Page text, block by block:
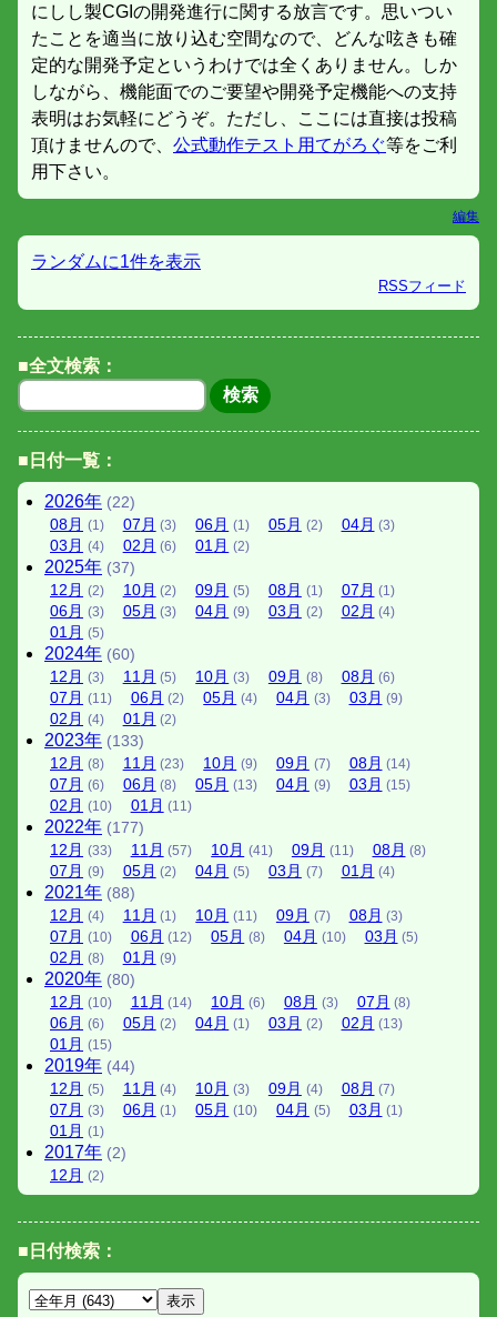
にしし製CGIの開発進行に関する放言です。思いつい
たことを適当に放り込む空間なので、どんな呟きも確
定的な開発予定というわけでは全くありません。しか
しながら、機能面でのご要望や開発予定機能への支持
表明はお気軽にどうぞ。ただし、ここには直接は投稿
頂けませんので、 公式動作テスト用てがろぐ等をご利
用下さい。
編集
ランダムに1件を表示
RSSフィード
■全文検索：
■日付一覧：
2026年 (22)
08月 (1) 07 月 (3) 06月 (1) 05月 (2) 04月 (3)
03 月 (4) 02 月 (6) 01 月 (2)
2025年 (37)
12 月 (2) 10月 (2) 09月 (5) 08月 (1) 07 月 (1)
06月 (3) 05月 (3) 04月 (9) 03 月 (2) 02 月 (4)
01 月 (5)
2024年 (60)
12 月 (3) 11 月 (5) 10月 (3) 09月 (8) 08月 (6)
07 月 (11) 06月 (2) 05月 (4) 04月 (3) 03 月 (9)
02 月 (4) 01 月 (2)
2023年 (133)
12 月 (8) 11 月 (23) 10月 (9) 09月 (7) 08月 (14)
07 月 (6) 06月 (8) 05月 (13) 04月 (9) 03 月 (15)
02 月 (10) 01 月 (11)
2022年 (177)
12 月 (33) 11 月 (57) 10月 (41) 09月 (11) 08月 (8)
07 月 (9) 05月 (2) 04月 (5) 03 月 (7) 01 月 (4)
2021年 (88)
12 月 (4) 11 月 (1) 10月 (11) 09月 (7) 08月 (3)
07 月 (10) 06月 (12) 05月 (8) 04月 (10) 03 月 (5)
02 月 (8) 01 月 (9)
2020年 (80)
12 月 (10) 11 月 (14) 10月 (6) 08月 (3) 07 月 (8)
06月 (6) 05月 (2) 04月 (1) 03 月 (2) 02 月 (13)
01 月 (15)
2019年 (44)
12 月 (5) 11 月 (4) 10月 (3) 09月 (4) 08月 (7)
07 月 (3) 06月 (1) 05月 (10) 04月 (5) 03 月 (1)
01 月 (1)
2017年 (2)
12 月 (2)
■日付検索：